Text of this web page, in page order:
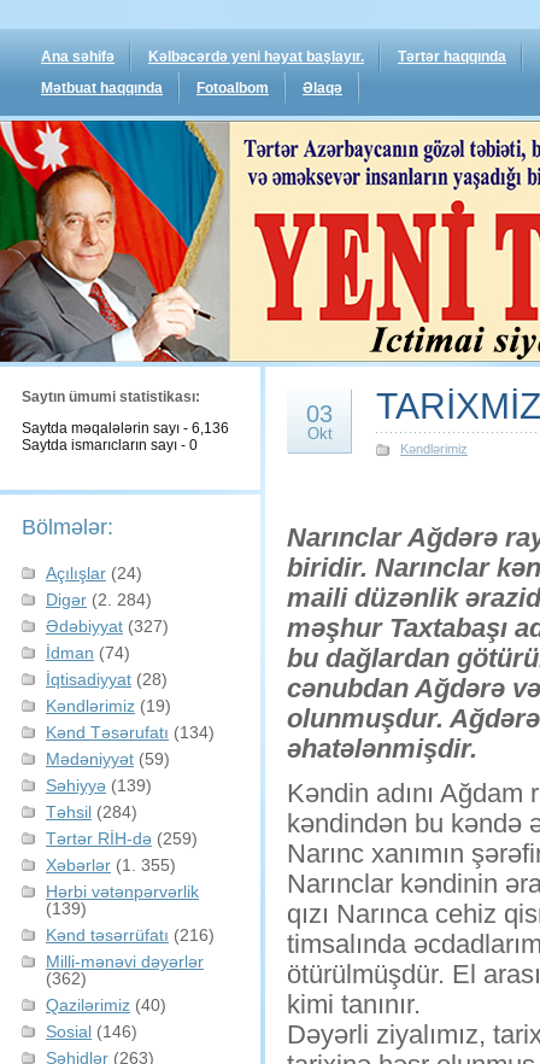
Ana səhifə Kəlbəcərdə yeni həyat başlayır.
Tərtər haqqında
Mətbuat haqqında
Fotoalbom Əlaqə
Saytın ümumi statistikası:
Saytda məqalələrin sayı - 6,136
Saytda ismarıcların sayı - 0
Bölmələr:
Açılışlar (24)
Digər (2. 284)
Ədəbiyyat (327)
İdman (74)
İqtisadiyyat (28)
Kəndlərimiz (19)
Kənd Təsərufatı (134)
Mədəniyyət (59)
Səhiyyə (139)
Təhsil (284)
Tərtər RİH-də (259)
Xəbərlər (1. 355)
Hərbi vətənpərvərlik
(139)
Kənd təsərrüfatı (216)
Milli-mənəvi dəyərlər
(362)
Qazilərimiz (40)
Sosial (146)
Şəhidlər (263)
03
Okt
Kəndlərimiz
Narınclar Ağdərə
biridir. Narınclar
maili düzənlik
məşhur Taxtabaşı
bu dağlardan
cənubdan Ağdərə
olunmuşdur.
əhatələnmişdir.
Kəndin adını Ağdam
kəndindən bu kəndə
Narınc xanımın
Narınclar kəndinin
qızı Narınca cehiz
timsalında
ötürülmüşdür. El
kimi tanınır.
Dəyərli ziyalımız,